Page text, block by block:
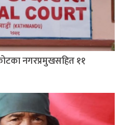
नगरप्रमुखसहित ११